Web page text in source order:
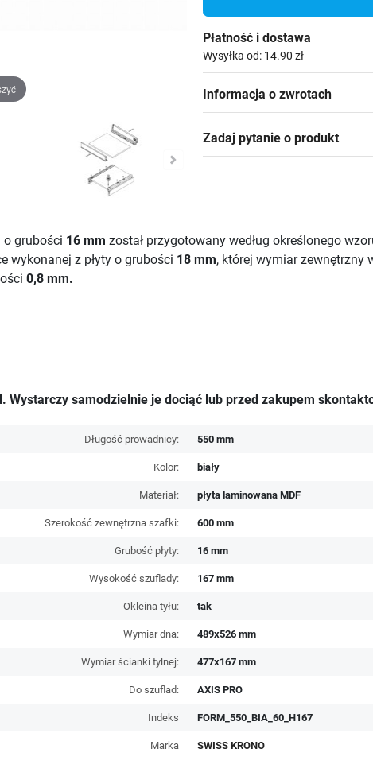
Płatność i dostawa
Wysyłka od: 14.90 zł
Informacja o zwrotach
Zadaj pytanie o produkt
o grubości 16 mm został przygotowany według określonego
wykonanej z płyty o grubości 18 mm, której wymiar zewnętrzny
0,8 mm.
samodzielnie je dociąć lub przed zakupem
Długość prowadnicy: 550 mm
Kolor: biały
Materiał: płyta laminowana MDF
Szerokość zewnętrzna szafki: 600 mm
Grubość płyty: 16 mm
Wysokość szuflady: 167 mm
Okleina tyłu: tak
Wymiar dna: 489x526 mm
Wymiar ścianki tylnej: 477x167 mm
Do szuflad: AXIS PRO
Indeks FORM_550_BIA_60_H167
Marka SWISS KRONO